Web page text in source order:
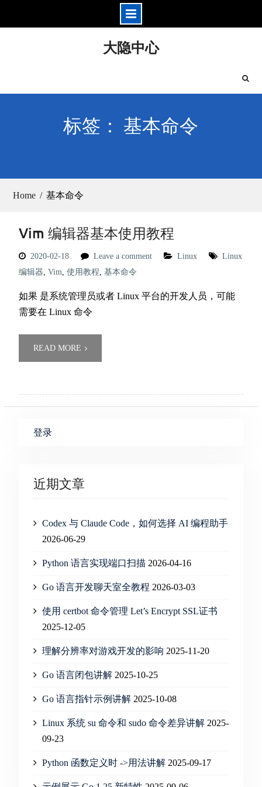
大隐中心
标签： 基本命令
Home 基本命令
Vim 编辑器基本使用教程
2020-02-18 Leave a comment Linux
Linux
编辑器, Vim, 使用教程, 基本命令
如果 是系统管理员或者 Linux 平台的开发人员，可能
需要在 Linux 命令
READ MORE
登录
近期文章
Codex 与 Claude Code，如何选择 AI 编程助手
2026-06-29
Python 语言实现端口扫描 2026-04-16
Go 语言开发聊天室全教程 2026-03-03
使用 certbot 命令管理 Let’s Encrypt SSL证书
2025-12-05
理解分辨率对游戏开发的影响 2025-11-20
Go 语言闭包讲解 2025-10-25
Go 语言指针示例讲解 2025-10-08
Linux 系统 su 命令和 sudo 命令差异讲解 2025-
09-23
Python 函数定义时 ->用法讲解 2025-09-17